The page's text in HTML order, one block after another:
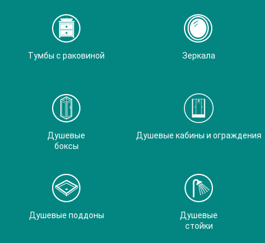
Тумбы с раковиной Зеркала
Душевые
боксы
Душевые кабины и ограждения
Душевые поддоны
Душевые
стойки